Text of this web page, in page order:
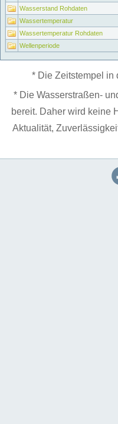
Wasserstand Rohdaten
Wassertemperatur
Wassertemperatur Rohdaten
Wellenperiode
* Die Zeitstempel in
* Die Wasserstraßen-
bereit. Daher wird keine
Aktualität,